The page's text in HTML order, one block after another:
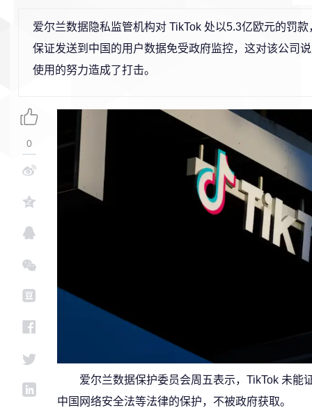
爱尔兰数据隐私监管机构对 TikTok 处以5.3亿欧元的罚
保证发送到中国的用户数据免受政府监控，这对该公司
使用的努力造成了打击。
爱尔兰数据保护委员会周五表示，TikTok 未能
中国网络安全法等法律的保护，不被政府获取。
0